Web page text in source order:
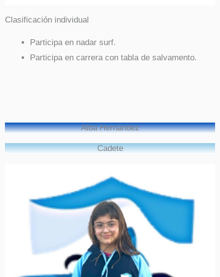
Clasificación individual
Participa en nadar surf.
Participa en carrera con tabla de salvamento.
Alba Hernández
Cadete